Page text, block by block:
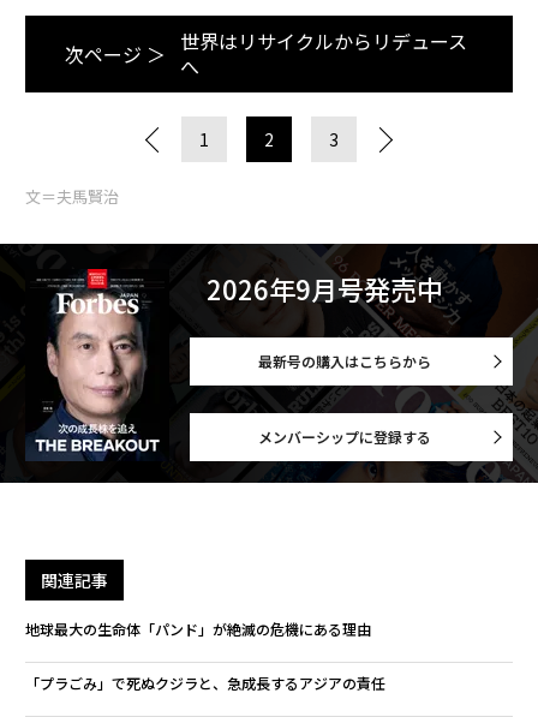
次ページ ＞
世界はリサイクルからリデュース
へ
1 2 3
文＝夫馬賢治
2026年9月号発売中
最新号の購入はこちらから
メンバーシップに登録する
関連記事
地球最大の生命体「パンド」が絶滅の危機にある理由
「プラごみ」で死ぬクジラと、急成長するアジアの責任